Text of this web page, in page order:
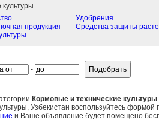
продукция
Удобрения
Средства защиты
-
Кормовые и технические культуры
Узбекистан воспользуйтесь формой
и Ваше объявление будет помещено